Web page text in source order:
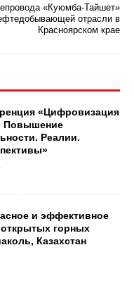
«Куюмба-Тайшет»
отрасли в
Красноярском крае
«Цифровизация
Повышение
Реалии.
и эффективное
горных
Казахстан